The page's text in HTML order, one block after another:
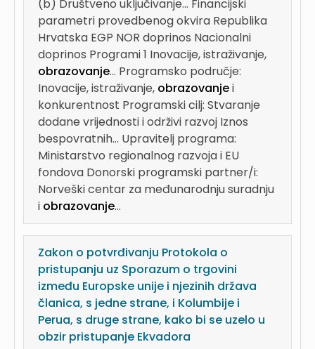
(b) Društveno uključivanje... Financijski
parametri provedbenog okvira Republika
Hrvatska EGP NOR doprinos Nacionalni
doprinos Programi 1 Inovacije, istraživanje,
obrazovanje... Programsko područje:
Inovacije, istraživanje, obrazovanjei
konkurentnost Programski cilj: Stvaranje
dodane vrijednosti i održivi razvoj Iznos
bespovratnih... Upravitelj programa:
Ministarstvo regionalnog razvoja i EU
fondova Donorski programski partner/i:
Norveški centar za međunarodnju suradnju
i obrazovanje...
Zakon o potvrđivanju Protokola o
pristupanju uz Sporazum o trgovini
između Europske unije i njezinih država
članica, s jedne strane, i Kolumbije i
Perua, s druge strane, kako bi se uzelo u
obzir pristupanje Ekvadora